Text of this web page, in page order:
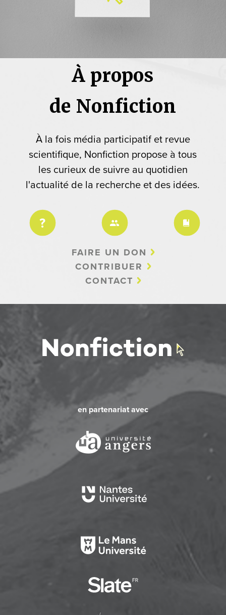
À propos
de Nonfiction
À la fois média participatif et revue
scientifique, Nonfiction propose à tous
les curieux de suivre au quotidien
l'actualité de la recherche et des idées.
FAIRE UN DON
CONTRIBUER
CONTACT
en partenariat avec